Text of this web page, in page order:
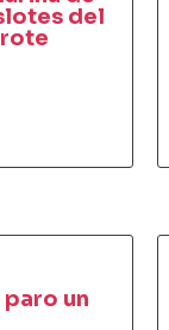
del
un